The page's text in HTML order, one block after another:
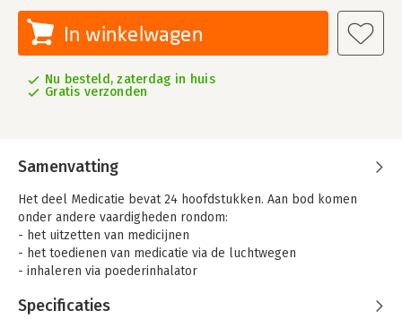
In winkelwagen
Nu besteld, zaterdag in huis
Gratis verzonden
Samenvatting
Het deel Medicatie bevat 24 hoofdstukken. Aan bod komen
onder andere vaardigheden rondom:
- het uitzetten van medicijnen
- het toedienen van medicatie via de luchtwegen
- inhaleren via poederinhalator
- het toedienen van insuline via een prikpen
Specificaties